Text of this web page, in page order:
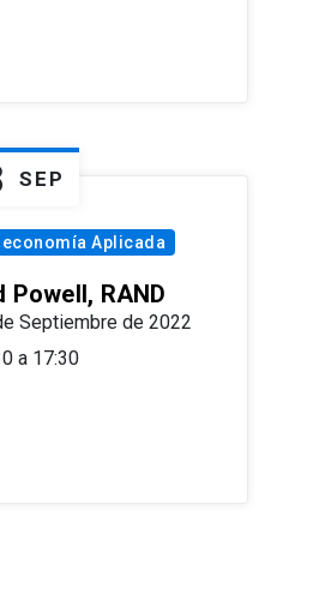
SEP
Aplicada
Powell, RAND
Septiembre de 2022
a 17:30